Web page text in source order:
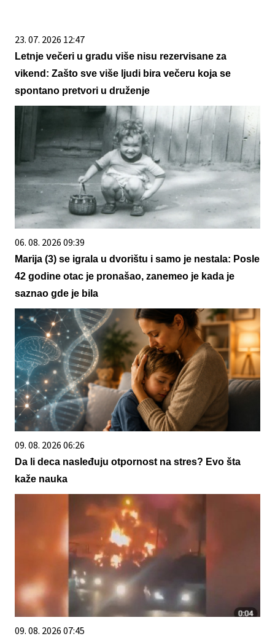
23. 07. 2026 12:47
Letnje večeri u gradu više nisu rezervisane za
vikend: Zašto sve više ljudi bira večeru koja se
spontano pretvori u druženje
06. 08. 2026 09:39
Marija (3) se igrala u dvorištu i samo je nestala: Posle
42 godine otac je pronašao, zanemeo je kada je
saznao gde je bila
09. 08. 2026 06:26
Da li deca nasleđuju otpornost na stres? Evo šta
kaže nauka
09. 08. 2026 07:45